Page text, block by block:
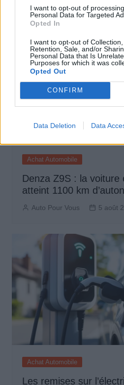
I want to opt-out of
Personal Data for Targeted
Opted In
I want to opt-out of Collection,
Retention, Sale, and/or
Personal Data that Is
Purposes for which it was
Opted Out
CONFIRM
Data Deletion Data
Auto Pour Vous 5 août
Achat Automobile
Denza Z9S : la voiture
atteint 1100 km
Auto Pour Vous 5 août
Achat Automobile
Les remises sur